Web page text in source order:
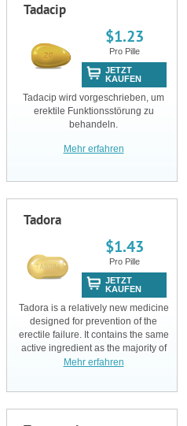
Tadacip
$1.23
Pro Pille
JETZT
KAUFEN
Tadacip wird vorgeschrieben, um
erektile Funktionsstörung zu
behandeln.
Mehr erfahren
Tadora
$1.43
Pro Pille
JETZT
KAUFEN
Tadora is a relatively new medicine
designed for prevention of the
erectile failure. It contains the same
active ingredient as the majority of
other drugs used in current
Mehr erfahren